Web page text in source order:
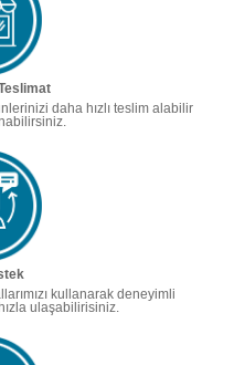
daha hızlı teslim alabilir
kullanarak deneyimli
ulaşabilirisiniz.